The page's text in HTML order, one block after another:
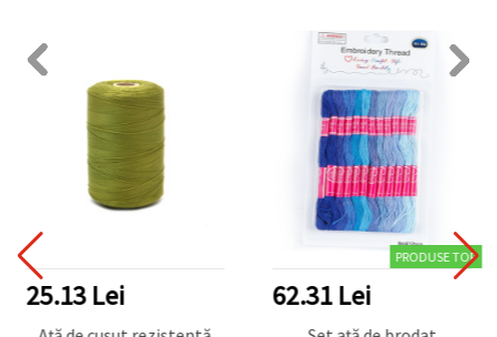
25.13 Lei
PRODUSE TOP
62.31 Lei